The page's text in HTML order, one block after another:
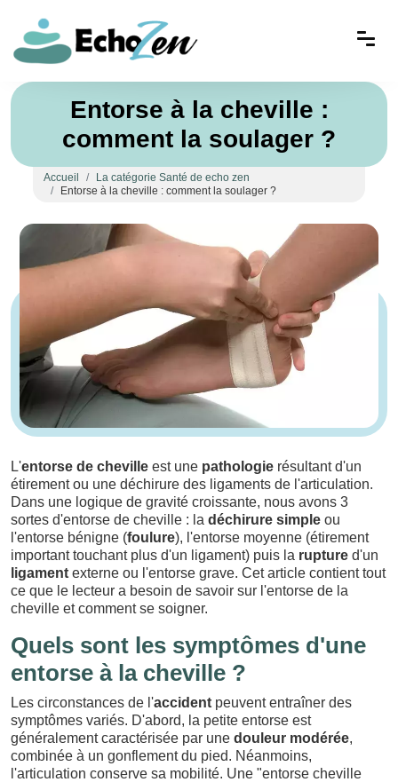
Entorse à la cheville :
comment la soulager ?
Accueil
La catégorie Santé de echo zen
Entorse à la cheville : comment la soulager ?
L'entorse de cheville est une pathologie résultant d'un
étirement ou une déchirure des ligaments de l'articulation.
Dans une logique de gravité croissante, nous avons 3
sortes d'entorse de cheville : la déchirure simple ou
l'entorse bénigne (foulure), l'entorse moyenne (étirement
important touchant plus d'un ligament) puis la rupture d'un
ligament externe ou l'entorse grave. Cet article contient tout
ce que le lecteur a besoin de savoir sur l'entorse de la
cheville et comment se soigner.
Quels sont les symptômes d'une
entorse à la cheville ?
Les circonstances de l'accident peuvent entraîner des
symptômes variés. D'abord, la petite entorse est
généralement caractérisée par une douleur modérée,
combinée à un gonflement du pied. Néanmoins,
l'articulation conserve sa mobilité. Une "entorse cheville